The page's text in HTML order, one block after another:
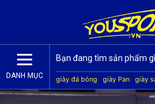
DANH MỤC giày đá bóng giày Pan giày
Jogarbola
giày Mitre giày